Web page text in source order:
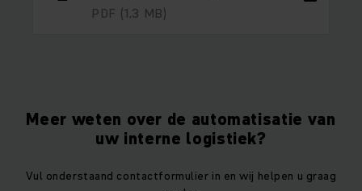
PDF (1,3 MB)
Meer weten over de automatisatie van
uw interne logistiek?
Vul onderstaand contactformulier in en wij helpen u graag